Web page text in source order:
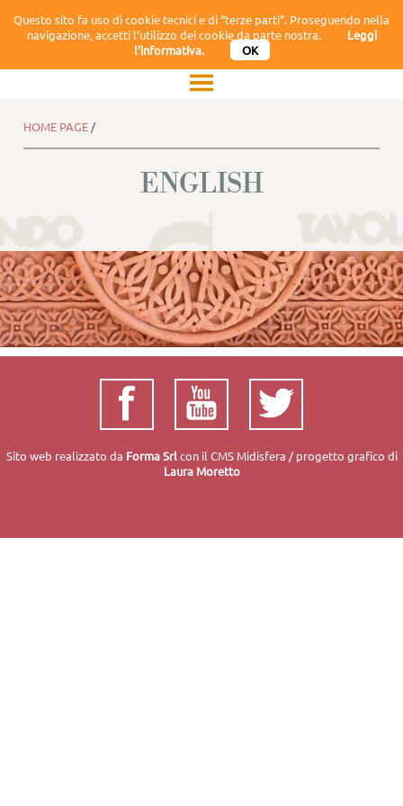
Questo sito fa uso di cookie tecnici e di “terze parti”. Proseguendo nella
navigazione, accetti l’utilizzo dei cookie da parte nostra.
Leggi
l’informativa.
OK
HOME PAGE /
ENGLISH
Sito web realizzato da FormaSrlcon il CMSMidisfera / progetto grafico di
Laura Moretto